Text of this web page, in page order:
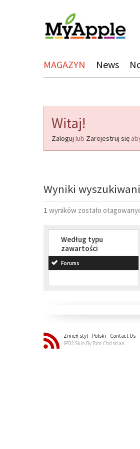
MAGAZYN News
Witaj!
Zaloguj lub Zarejestruj się
Wyniki
1 wyników zostało
Według typu
zawartości
Forums
Zmień styl Polski Contact Us
IPB3 Skin By Tom Christian.